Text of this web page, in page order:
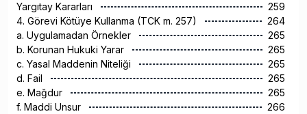
Yargıtay Kararları
259
4. Görevi Kötüye Kullanma (TCK m. 257)
264
a. Uygulamadan Örnekler
265
b. Korunan Hukuki Yarar
265
c. Yasal Maddenin Niteliği
265
d. Fail
265
e. Mağdur
265
f. Maddi Unsur
266